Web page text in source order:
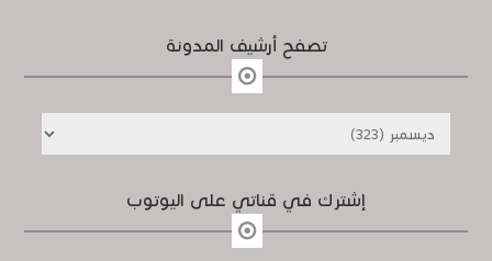
تصفح أرشيف المدونة
إشترك في قناتي على اليوتوب